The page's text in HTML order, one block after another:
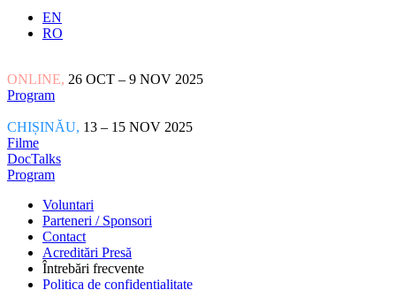
EN
RO
ONLINE, 26 OCT – 9 NOV 2025
Program
CHIȘINĂU, 13 – 15 NOV 2025
Filme
DocTalks
Program
Voluntari
Parteneri / Sponsori
Contact
Acreditări Presă
Întrebări frecvente
Politica de confidențialitate